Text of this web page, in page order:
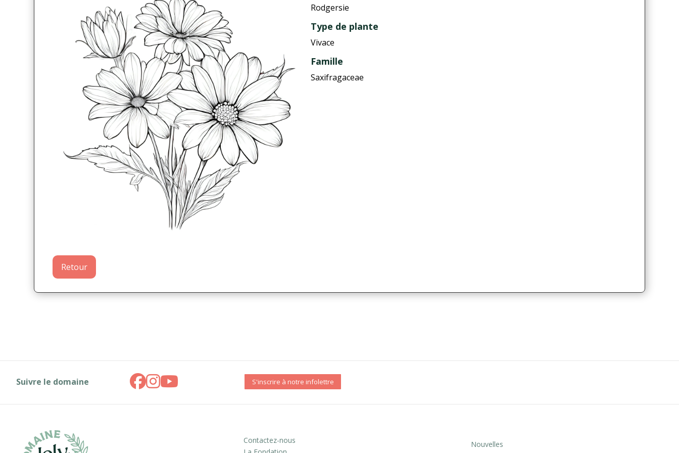
Rodgersie
Type de plante
Vivace
Famille
Saxifragaceae
Retour
Suivre le domaine S'inscrire à notre infolettre
Contactez-nous
Nouvelles